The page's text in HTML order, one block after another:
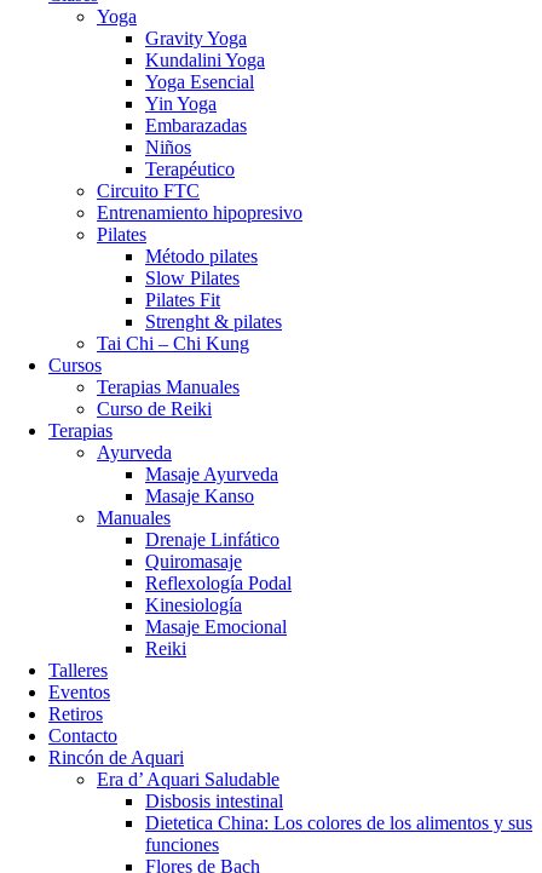
Yoga
Gravity Yoga
Kundalini Yoga
Yoga Esencial
Yin Yoga
Embarazadas
Niños
Terapéutico
Circuito FTC
Entrenamiento hipopresivo
Pilates
Método pilates
Slow Pilates
Pilates Fit
Strenght & pilates
Tai Chi – Chi Kung
Cursos
Terapias Manuales
Curso de Reiki
Terapias
Ayurveda
Masaje Ayurveda
Masaje Kanso
Manuales
Drenaje Linfático
Quiromasaje
Reflexología Podal
Kinesiología
Masaje Emocional
Reiki
Talleres
Eventos
Retiros
Contacto
Rincón de Aquari
Era d’ Aquari Saludable
Disbosis intestinal
Dietetica China: Los colores de los alimentos y sus
funciones
Flores de Bach